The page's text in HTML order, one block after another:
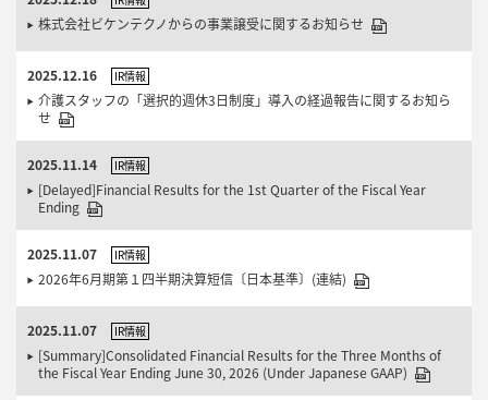
株式会社ビケンテクノからの事業譲受に関するお知らせ
2025.12.16 IR情報
介護スタッフの「選択的週休3日制度」導入の経過報告に関するお知ら
せ
2025.11.14 IR情報
[Delayed]Financial Results for the 1st Quarter of the Fiscal Year
Ending
2025.11.07 IR情報
2026年6月期第１四半期決算短信〔日本基準〕(連結)
2025.11.07 IR情報
[Summary]Consolidated Financial Results for the Three Months of
the Fiscal Year Ending June 30, 2026 (Under Japanese GAAP)